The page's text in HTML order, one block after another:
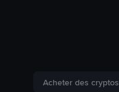
Acheter des cryptos